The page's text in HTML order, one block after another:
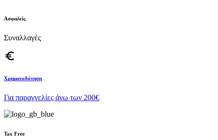
Ασφαλείς
Συναλλαγές
euro_symbol
Χρηματοδότηση
Για παραγγελίες άνω των 200€
Tax Free